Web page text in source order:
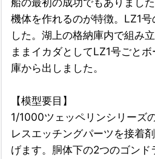
機体を作れるのが特徴。LZ1
した。湖上の格納庫内で組み
ままイカダとしてLZ1号ごと
庫から出しました。
【模型要目】
1/1000ツェッペリンシリーズ
レスエッチングパーツを接着
げます。胴体下の2つのゴン